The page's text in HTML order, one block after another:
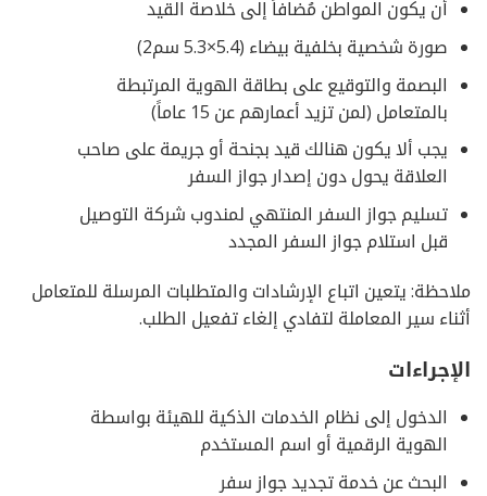
أن يكون المواطن مُضافاً إلى خلاصة القيد
صورة شخصية بخلفية بيضاء (5.4×5.3 سم2)
البصمة والتوقيع على بطاقة الهوية المرتبطة
بالمتعامل (لمن تزيد أعمارهم عن 15 عاماً)
يجب ألا يكون هنالك قيد بجنحة أو جريمة على صاحب
العلاقة يحول دون إصدار جواز السفر
تسليم جواز السفر المنتهي لمندوب شركة التوصيل
قبل استلام جواز السفر المجدد
ملاحظة: يتعين اتباع الإرشادات والمتطلبات المرسلة للمتعامل
أثناء سير المعاملة لتفادي إلغاء تفعيل الطلب.
الإجراءات
الدخول إلى نظام الخدمات الذكية للهيئة بواسطة
الهوية الرقمية أو اسم المستخدم
البحث عن خدمة تجديد جواز سفر